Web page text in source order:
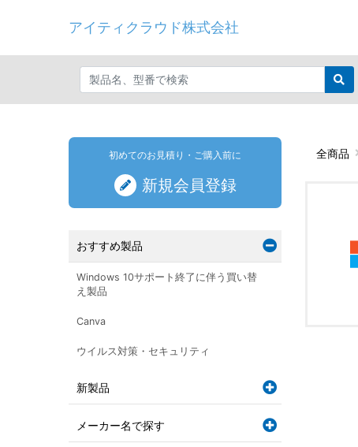
アイティクラウド株式会社
全商品
初めてのお見積り・ご購入前に
新規会員登録
おすすめ製品
Windows 10サポート終了に伴う買い替
え製品
Canva
ウイルス対策・セキュリティ
新製品
メーカー名で探す